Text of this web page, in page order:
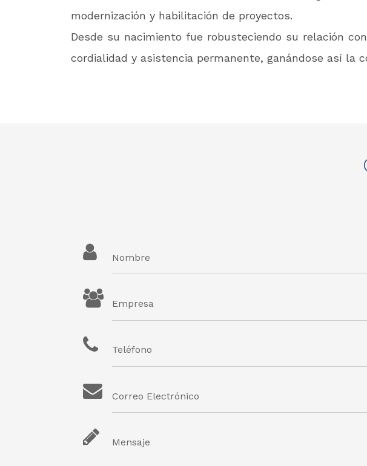
modernización y habilitación de proyectos.
Desde su nacimiento fue robusteciendo su relación
cordialidad y asistencia permanente, ganándose así la
Nombre
Empresa
Teléfono
Correo Electrónico
Mensaje